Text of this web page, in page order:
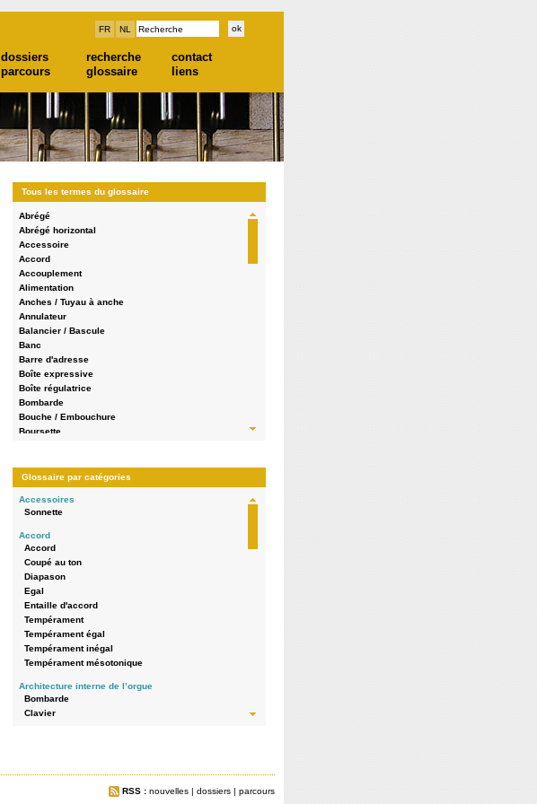
FR NL
dossiers recherche
contact
parcours glossaire liens
Tous les termes du glossaire
Abrégé
Abrégé horizontal
Accessoire
Accord
Accouplement
Alimentation
Anches / Tuyau à anche
Annulateur
Balancier / Bascule
Banc
Barre d'adresse
Boîte expressive
Boîte régulatrice
Bombarde
Bouche / Embouchure
Boursette
buffet en encorbellement
Chape
Châssis
Chromatique
Claire-voie
Clavier
Clavier à bascule
Clavier à bascule
Clavier axé en queue
Clavier axé en queue
Colonne d'eau
Composition
Console
Console en fenêtre
console renversée
Construction
Coupé au ton
Glossaire par catégories
Accessoires
Sonnette
Accord
Accord
Coupé au ton
Diapason
Egal
Entaille d'accord
Tempérament
Tempérament égal
Tempérament inégal
Tempérament mésotonique
Architecture interne de l’orgue
Bombarde
Clavier
RSS : nouvelles | dossiers | parcours